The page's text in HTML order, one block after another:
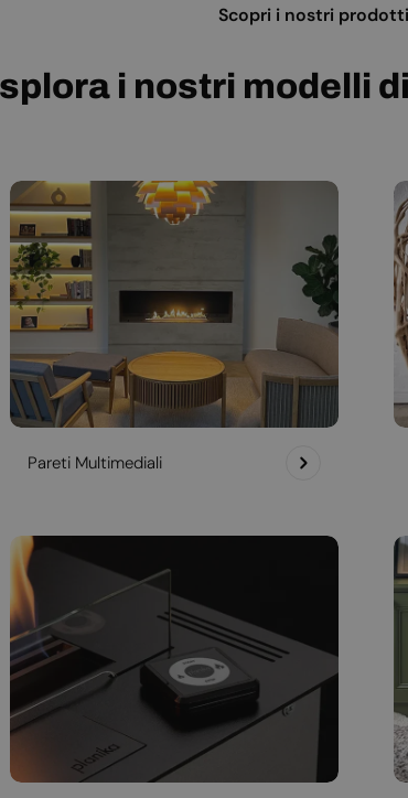
Scopri i nostri
i nostri modelli
Pareti Multimediali